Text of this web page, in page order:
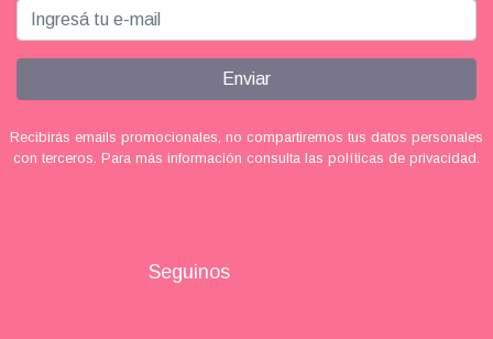
Enviar
Recibirás emails promocionales, no compartiremos tus datos personales
con terceros. Para más información consulta las políticas de privacidad.
Seguinos